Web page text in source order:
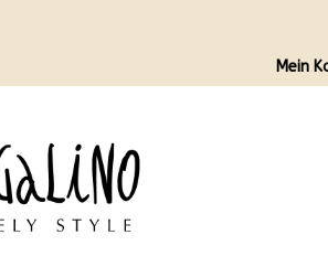
Mein